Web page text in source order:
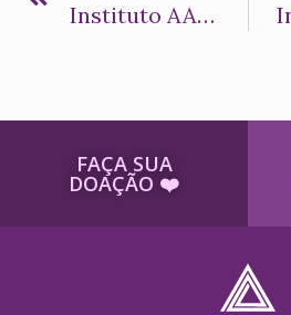
Instituto AAL Realiza Expedição Fotográfica Inédita Sobre Hanseníase No Brasil
FAÇA SUA
DOAÇÃO ​❤️